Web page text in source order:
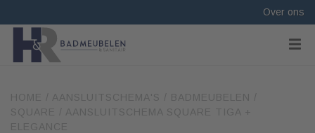
Over ons
HOME AANSLUITSCHEMA'S BADMEUBELEN
SQUARE
AANSLUITSCHEMA SQUARE TIGA +
ELEGANCE